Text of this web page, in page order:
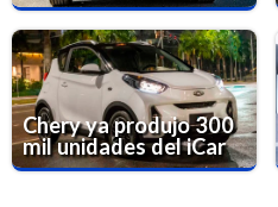
Chery ya produjo 300
mil unidades del iCar